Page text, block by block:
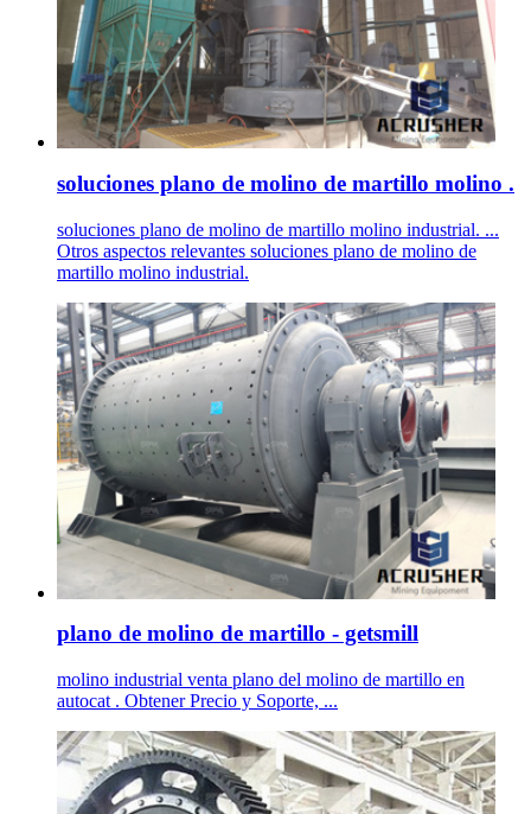
soluciones plano de molino de martillo molino .
soluciones plano de molino de martillo molino industrial. ...
Otros aspectos relevantes soluciones plano de molino de
martillo molino industrial.
plano de molino de martillo - getsmill
molino industrial venta plano del molino de martillo en
autocat . Obtener Precio y Soporte, ...